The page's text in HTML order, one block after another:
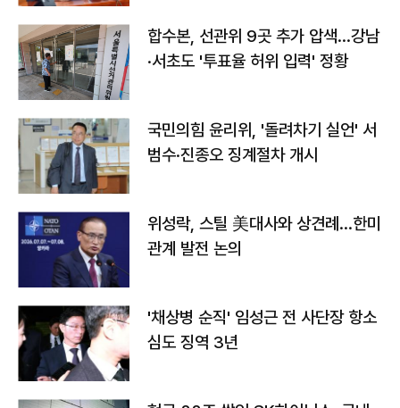
합수본, 선관위 9곳 추가 압색…강남
·서초도 '투표율 허위 입력' 정황
국민의힘 윤리위, '돌려차기 실언' 서
범수·진종오 징계절차 개시
위성락, 스틸 美대사와 상견례…한미
관계 발전 논의
'채상병 순직' 임성근 전 사단장 항소
심도 징역 3년